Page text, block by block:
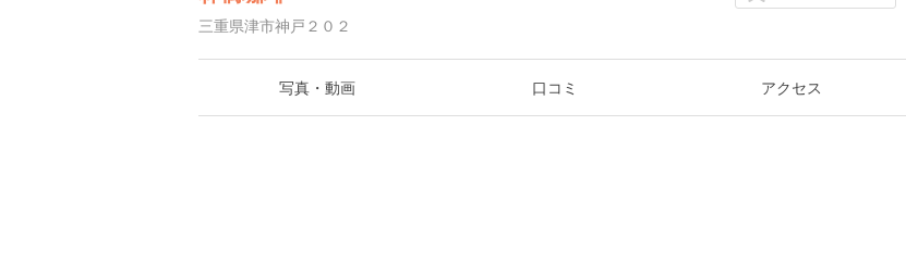
三重県津市神戸２０２
写真・動画 口コミ アクセス